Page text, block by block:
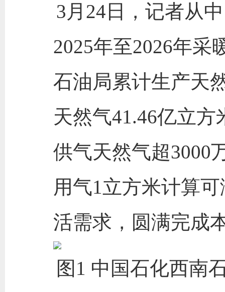
3月24日，记者从
2025年至2026年采
石油局累计生产天
天然气41.46亿立
供气天然气超3000
用气1立方米计算
活需求，圆满完成
图1 中国石化西南